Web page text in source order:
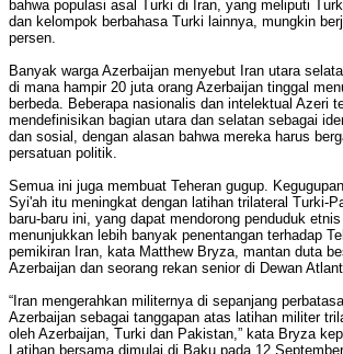
bahwa populasi asal Turki di Iran, yang meliputi
dan kelompok berbahasa Turki lainnya, mungkin
persen.
Banyak warga Azerbaijan menyebut Iran utara
di mana hampir 20 juta orang Azerbaijan tinggal
berbeda. Beberapa nasionalis dan intelektual Azeri
mendefinisikan bagian utara dan selatan sebagai
dan sosial, dengan alasan bahwa mereka harus
persatuan politik.
Semua ini juga membuat Teheran gugup.
Syi'ah itu meningkat dengan latihan trilateral Turki-
baru-baru ini, yang dapat mendorong penduduk
menunjukkan lebih banyak penentangan terhadap
pemikiran Iran, kata Matthew Bryza, mantan duta
Azerbaijan dan seorang rekan senior di Dewan
“Iran mengerahkan militernya di sepanjang
Azerbaijan sebagai tanggapan atas latihan militer
oleh Azerbaijan, Turki dan Pakistan,” kata Bryza
Latihan bersama dimulai di Baku pada 12